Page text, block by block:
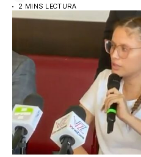
2 MINS LECTURA